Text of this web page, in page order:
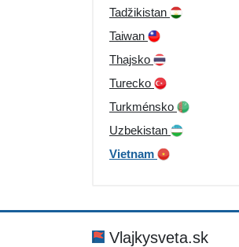
Tadžikistan
Taiwan
Thajsko
Turecko
Turkménsko
Uzbekistan
Vietnam
Vlajkysveta.sk